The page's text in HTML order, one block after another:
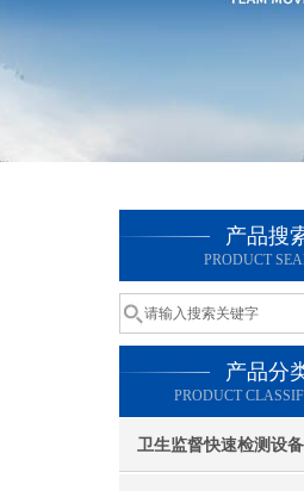
产品搜
PRODUCT
产品分
PRODUCT
卫生监督快速检测设备